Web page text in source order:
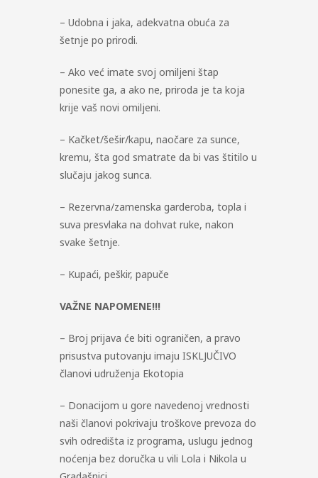
– Udobna i jaka, adekvatna obuća za
šetnje po prirodi.
– Ako već imate svoj omiljeni štap
ponesite ga, a ako ne, priroda je ta koja
krije vaš novi omiljeni.
– Kačket/šešir/kapu, naočare za sunce,
kremu, šta god smatrate da bi vas štitilo u
slučaju jakog sunca.
– Rezervna/zamenska garderoba, topla i
suva presvlaka na dohvat ruke, nakon
svake šetnje.
– Kupaći, peškir, papuče
VAŽNE NAPOMENE!!!
– Broj prijava će biti ograničen, a pravo
prisustva putovanju imaju ISKLJUČIVO
članovi udruženja Ekotopia
– Donacijom u gore navedenoj vrednosti
naši članovi pokrivaju troškove prevoza do
svih odredišta iz programa, uslugu jednog
noćenja bez doručka u vili Lola i Nikola u